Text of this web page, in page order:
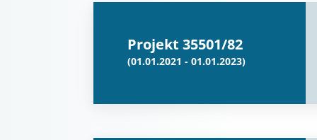
Projekt 35501/82
(01.01.2021 - 01.01.2023)